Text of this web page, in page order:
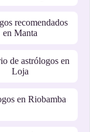
recomendados
en Manta
de astrólogos en
Loja
en Riobamba